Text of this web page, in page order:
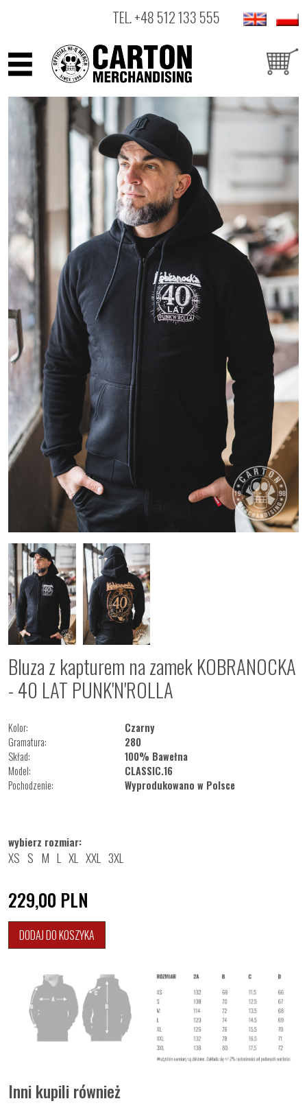
TEL.+48 512 133 555
ARTYŚCI
PRODUKTY
OUTLET
Bluza z kapturem na zamek KOBRANOCKA
- 40 LAT PUNK'N'ROLLA
Kolor:
Czarny
Gramatura:
280
Skład:
100% Bawełna
Model:
CLASSIC.16
Pochodzenie:
Wyprodukowano w Polsce
wybierz rozmiar:
XS S M L XL XXL 3XL
229,00 PLN
DODAJ DO KOSZYKA
Inni kupili również